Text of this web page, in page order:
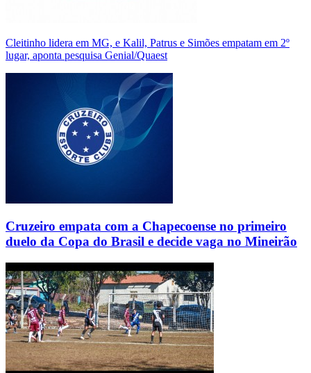
Cleitinho lidera em MG, e Kalil, Patrus e Simões empatam em 2º
lugar, aponta pesquisa Genial/Quaest
Cruzeiro empata com a Chapecoense no primeiro
duelo da Copa do Brasil e decide vaga no Mineirão